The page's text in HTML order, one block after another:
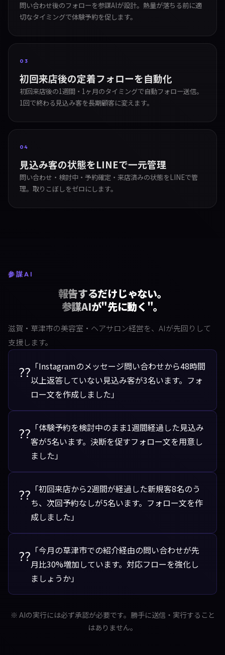
問い合わせ後のフォローを参謀AIが設計。熱量が落ちる前に適
切なタイミングで体験予約を促します。
03
初回来店後の定着フォローを自動化
初回来店後の1週間・1ヶ月のタイミングで自動フォロー送信。
1回で終わる見込み客を長期顧客に変えます。
04
見込み客の状態をLINEで一元管理
問い合わせ・検討中・予約確定・来店済みの状態をLINEで管
理。取りこぼしをゼロにします。
参謀AI
報告するだけじゃない。
参謀AIが"先に動く"。
滋賀・草津市の美容室・ヘアサロン経営を、AIが先回りして
支援します。
?? 「Instagramのメッセージ問い合わせから48時間
以上返答していない見込み客が3名います。フォ
ロー文を作成しました」
?? 「体験予約を検討中のまま1週間経過した見込み
客が5名います。決断を促すフォロー文を用意し
ました」
?? 「初回来店から2週間が経過した新規客8名のう
ち、次回予約なしが5名います。フォロー文を作
成しました」
?? 「今月の草津市での紹介経由の問い合わせが先
月比30%増加しています。対応フローを強化し
ましょうか」
※ AIの実行には必ず承認が必要です。勝手に送信・実行すること
はありません。